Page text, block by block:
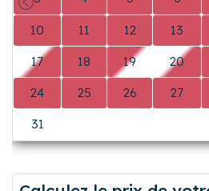
L M M J
0
0 0 0
3 4 5 6
10
17 18 19 20
24 26
Précédent